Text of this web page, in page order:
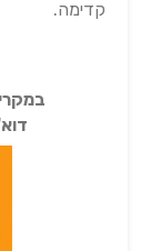
קדימה.